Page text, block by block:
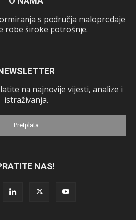
s područja maloprodaje
robe široke potrošnje.
na najnovije vijesti, analize i
istraživanja.
Pretplata
NAS!